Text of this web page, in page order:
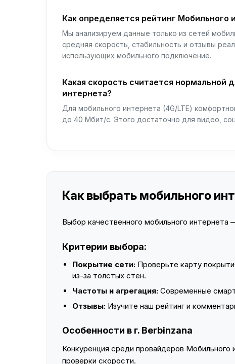
Как определяется рейтинг Мобильного
Мы анализируем данные только из сетей
средняя скорость, стабильность и отзывы
использующих мобильного подключение.
Какая скорость считается нормальной
интернета?
Для мобильного интернета (4G/LTE)
до 40 Мбит/с. Этого достаточно для видео,
Как выбрать мобильного
Выбор качественного мобильного интернета
Критерии выбора:
Покрытие сети: Проверьте карту
из-за толстых стен.
Частоты и агрегация: Современные
Отзывы: Изучите наш рейтинг и
Особенности в г. Berbinzana
Конкуренция среди провайдеров Мобильного
проверки скорости.